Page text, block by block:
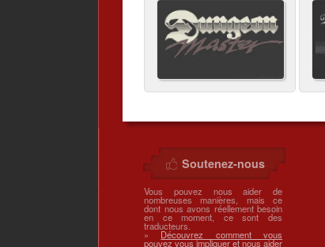
Soutenez-nous
Vous pouvez nous aider de
nombreuses manières, mais ce
dont nous avons réellement besoin
en ce moment, ce sont des
traducteurs.
» Découvrez comment vous
pouvez vous impliquer et nous aider